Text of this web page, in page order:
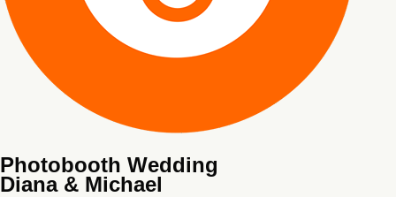
Photobooth Wedding
Diana & Michael